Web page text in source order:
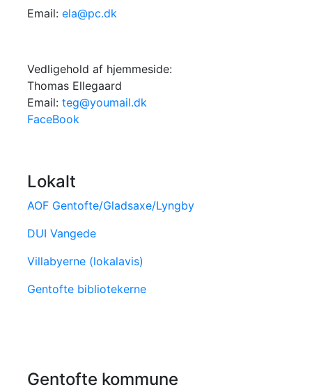
Email: ela@pc.dk
Vedligehold af hjemmeside:
Thomas Ellegaard
Email: teg@youmail.dk
FaceBook
Lokalt
AOF Gentofte/Gladsaxe/Lyngby
DUI Vangede
Villabyerne (lokalavis)
Gentofte bibliotekerne
Gentofte kommune